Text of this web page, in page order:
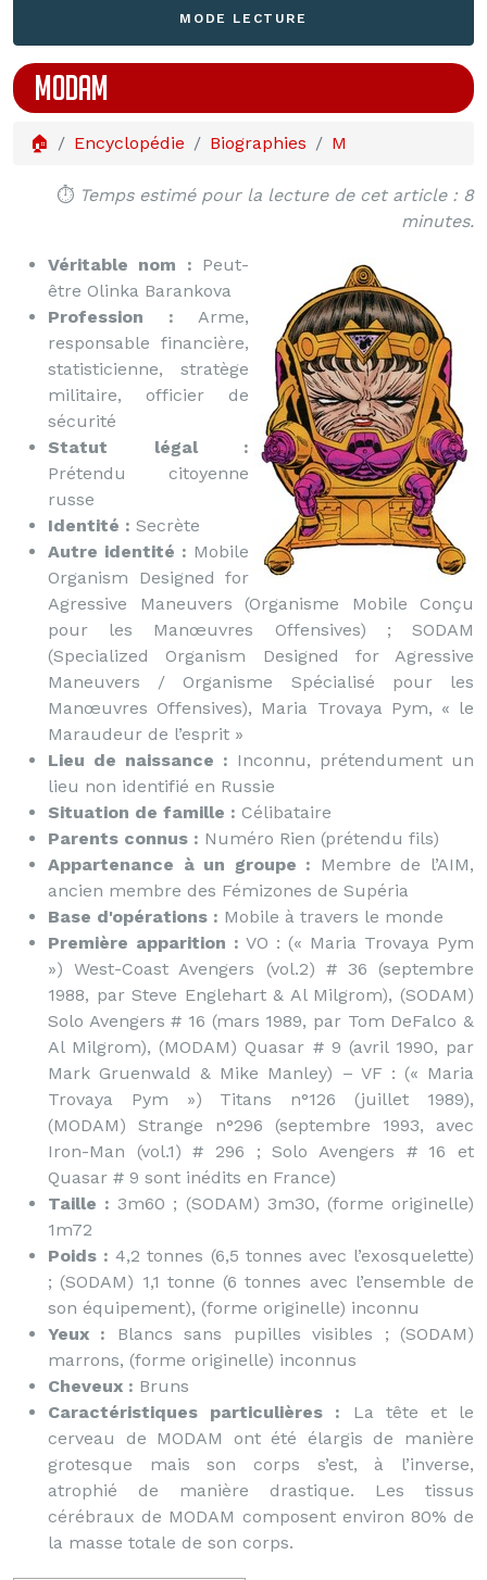
MODE LECTURE
MODAM
🏠 Encyclopédie Biographies M
⏱️ Temps estimé pour la lecture de cet article : 8
minutes.
Véritable nom : Peut-
être Olinka Barankova
Profession : Arme,
responsable financière,
statisticienne, stratège
militaire, officier de
sécurité
Statut légal :
Prétendu citoyenne
russe
Identité : Secrète
Autre identité : Mobile
Organism Designed for
Agressive Maneuvers (Organisme Mobile Conçu
pour les Manœuvres Offensives) ; SODAM
(Specialized Organism Designed for Agressive
Maneuvers / Organisme Spécialisé pour les
Manœuvres Offensives), Maria Trovaya Pym, « le
Maraudeur de l’esprit »
Lieu de naissance : Inconnu, prétendument un
lieu non identifié en Russie
Situation de famille : Célibataire
Parents connus : Numéro Rien (prétendu fils)
Appartenance à un groupe : Membre de l’AIM,
ancien membre des Fémizones de Supéria
Base d'opérations : Mobile à travers le monde
Première apparition : VO : (« Maria Trovaya Pym
») West-Coast Avengers (vol.2) # 36 (septembre
1988, par Steve Englehart & Al Milgrom), (SODAM)
Solo Avengers # 16 (mars 1989, par Tom DeFalco &
Al Milgrom), (MODAM) Quasar # 9 (avril 1990, par
Mark Gruenwald & Mike Manley) – VF : (« Maria
Trovaya Pym ») Titans n°126 (juillet 1989),
(MODAM) Strange n°296 (septembre 1993, avec
Iron-Man (vol.1) # 296 ; Solo Avengers # 16 et
Quasar # 9 sont inédits en France)
Taille : 3m60 ; (SODAM) 3m30, (forme originelle)
1m72
Poids : 4,2 tonnes (6,5 tonnes avec l’exosquelette)
; (SODAM) 1,1 tonne (6 tonnes avec l’ensemble de
son équipement), (forme originelle) inconnu
Yeux : Blancs sans pupilles visibles ; (SODAM)
marrons, (forme originelle) inconnus
Cheveux : Bruns
Caractéristiques particulières : La tête et le
cerveau de MODAM ont été élargis de manière
grotesque mais son corps s’est, à l’inverse,
atrophié de manière drastique. Les tissus
cérébraux de MODAM composent environ 80% de
la masse totale de son corps.